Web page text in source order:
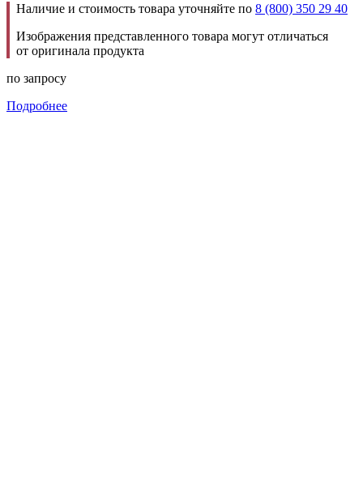
Наличие и стоимость товара уточняйте по 8 (800) 350 29 40
Изображения представленного товара могут отличаться
от оригинала продукта
по запросу
Подробнее